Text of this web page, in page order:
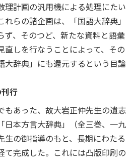
理計画の汎用機による処理にたい
らの諸企画は、「国語大辞典」
ず、そのつど、新たな資料と語彙
直しを行なうことによって、その
大辞典」にも還元するという目論
刊行
もあった、故大岩正仲先生の遺志
日本方言大辞典」（全三巻、一九
生の御指導のもと、長期にわたる
て完成した。これには凸版印刷の